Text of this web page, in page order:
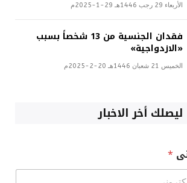
الأربعاء 29 رجب 1446هـ 29-1-2025م
فقدان الجنسية من 13 شخصاً بسبب
«الازدواجية»
الخميس 21 شعبان 1446هـ 20-2-2025م
أخر الاخبار
*